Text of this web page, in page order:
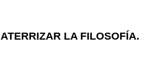
ATERRIZAR LA FILOSOFÍA.